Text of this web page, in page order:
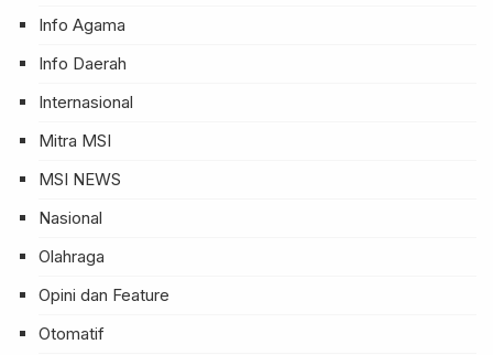
Info Agama
Info Daerah
Internasional
Mitra MSI
MSI NEWS
Nasional
Olahraga
Opini dan Feature
Otomatif